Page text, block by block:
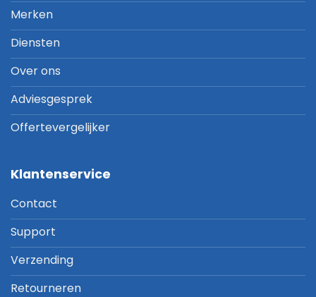
Merken
Diensten
Over ons
Adviesgesprek
Offertevergelijker
Klantenservice
Contact
Support
Verzending
Retourneren